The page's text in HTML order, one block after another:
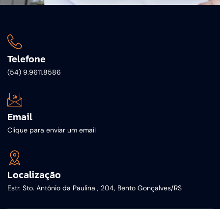
Telefone
(54) 9.9611.8586
Email
Clique para enviar um email
Localização
Estr. Sto. Antônio da Paulina , 204, Bento Gonçalves/RS